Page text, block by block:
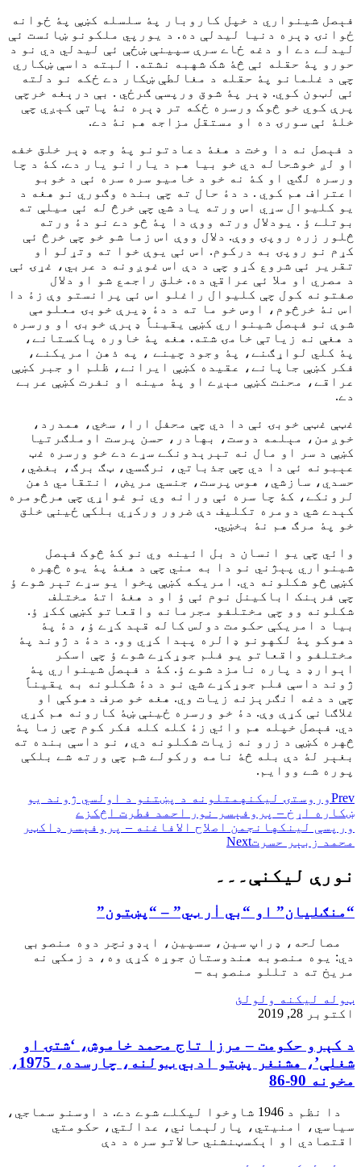
فېصل شينواري د خپل کاروبار پۀ سلسله کښې پۀ ځوانه
ځوانۍ ډېره دنيا ليدلې ده. د يورپي ملکونو ښائست ئې
ليدلے دے او دغه ځاے سرې سپينې ښځې ئې ليدلي دي نو د
حورو پۀ حقله ئې څۀ شک شهبه نشته. البته داسې ښکاري
چې د غلمانو پۀ حقله د مغالطې ښکار دے ځکه نو دلته
ئې لټون کوي. ډېر پۀ شوق ورپسې ګرځي . بې درېغه خرچې
پرې کوي خو څوک ورسره ځکه تر ډېره نۀ پاتې کېږي چې
خلۀ ئې سورۍ ده او مستقل مزاجه هم نۀ دے.
د فېصل نه دا وخت د هغۀ دعادتونو پۀ وجه ډېر خلق خفه
او لږ خوشحاله دي خو بيا هم د يارانو يار دے. کۀ د چا
ورسره لګي او کۀ نه خو د خاميو سره سره ئې د خوبو
اعتراف هم کوي . د دۀ حال ته چې بنده وګوري نو هغه د
يو کليوال سړي اس ورته ياد شي چې خرڅ له ئې ميلې ته
بوتلے ؤ . يودلال ورته ووې دا پۀ څو دے نو دۀ ورته
څلور زره روپۍ ووې. دلال ووې اس زما شو خو چې خرڅ ئې
کړم نو روپۍ به درکوم. اس ئې يوې خوا ته وتړلو او
تقرير ئې شروع کړو چې د دې اس غوږونه د عربي، غړۍ ئې
د مصري او ملا ئې عراقي ده. خلق راجمع شو او دلال
صفتونه کول چې کليوال راغلو اس ئې پرانستو وې زۀ دا
اس نۀ خرڅوم، اوس خو ما ته د دۀ ډیرې خوبۍ معلومې
شوې نو فېصل شينواري کښې يقيناً ډېرې خوبۍ او ورسره
د هغې نه زياتې خامۍ شته. هغه پۀ خاوره پاکستانے،
پۀ کلي لواړګنے، پۀ وجود چينے ، په ذهن امريکنے،
فکر کښې جاپانے، عقيده کښې ايرانے، ظلم او جبر کښې
عراقے، محنت کښې مېږے او پۀ مينه او نفرت کښې عربے
دے.
غټې غټې خوبۍ ئې دا دي چې محفل ارا، سخي، همدرد،
خوږمن، مېلمه دوست، بهادر، حسن پرست اوملګرتيا
کښې د سر او مال نه تېرېدونکے سړے دے خو ورسره غټ
عېبونه ئې دا دي چې جذباتي، نرګسي، ټګ برګ، بغضي،
حسدي، سازشي، هوس پرست، جنسي مريض، انتقامي ذهن
لرونکے، کۀ چا سره ئې ورانه وي نو غواړي چې هرڅومره
کېدے شي دومره تکليف دې ضرور ورکړي بلکې ځينې خلق
خو پۀ مرګ هم نۀ بخښي.
وائي چې يو انسان د بل ائينه وي نو کۀ څوک فېصل
شينواري پېژني نو دا به مني چې د هغۀ پۀ يوه څهره
کښې څو شکلونه دي. امريکه کښې پخوا يو سړے تېر شوے ؤ
چې فرېنک اباکينل نوم ئې ؤ او د هغۀ اتۀ مختلف
شکلونه وو چې مختلفو مجرمانه واقعاتو کښې ککړ ؤ.
بيا د امريکې حکومت دولس کاله قېد کړے ؤ، دۀ پۀ
دهوکو پۀ لکهونو ډالره پېدا کړي وو. د دۀ د ژوند پۀ
مختلفو واقعاتو يو فلم جوړکړے شوے ؤ چې اسکر
اېوارډ د پاره نامزد شوے ؤ. کۀ د فېصل شينواري پۀ
ژوند داسې فلم جوړکړے شي نو د دۀ شکلونه به يقيناً
چې د دغه انګرېزنه زيات وي. هغه خو صرف دهوکې او
غلاګانې کړې وې. دۀ خو ورسره ځينې ښۀ کارونه هم کړي
دي. فېصل خپله هم وائي زۀ کله کله فکر کوم چې زما پۀ
څهره کښې د زرو نه زيات شکلونه دي، نو داسې بنده ته
بغېر لۀ دې بله څۀ نامه ورکولے شم چې ورته شے بلکې
پوره شے ووايم.
Prevوروستۍ ليکنه متلونه د پښتنو د اولسي ژوند يو
ښکاره اړخ – پروفېسر نور احمد فطرت اڅکزے
ورپسې لينکه انجمن اصلاح الافاغنه – پروفېسر ډاکټر
محمد زبېر حسرتNext
نورې ليکنې۔۔۔
“منګلیان” او “بي اٰر ټي” – “پښتون”
مصالحه، ډراپ سین، سسپین، اېډونچر دوه منصوبې
دي: یوه منصوبه هندوستان جوړه کړې وه، د زمکې نه
مریخ ته د تللو منصوبه –
ټوله ليکنه ولولئ
اکتوبر 28, 2019
د کېرو حکومت – مرزا تاج محمد خاموش، ‘شتۍ او
شغلې’، هشنغر پښتو ادبي ټولنه، چارسده، 1975،
مخونه 90-86
دا نظم د 1946 شاوخوا لیکلے شوے دے. د اوسنو سماجي،
سیاسي، امنیتي، پارلېماني، عدالتي، حکومتي
اقتصادي او اېکسټنشني حالاتو سره د دې